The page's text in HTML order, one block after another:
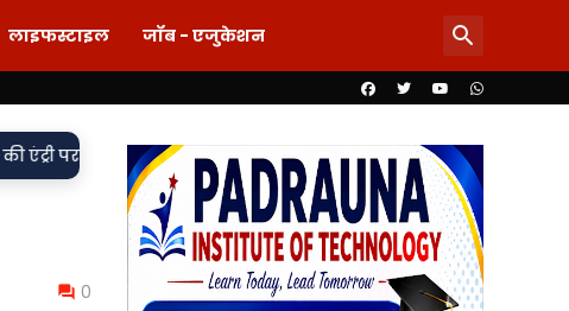
लाइफस्टाइल जॉब - एजुकेशन
वर्दी पर दाग! लड़की-शराब की मांग और महिला से बदसलूकी के आरोप में दो
0